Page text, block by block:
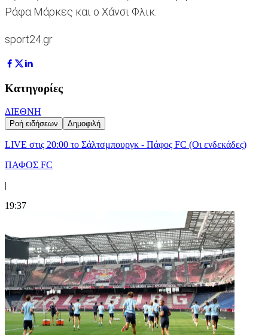
Ράφα Μάρκες και ο Χάνσι Φλικ.
sport24.gr
Κατηγορίες
ΔΙΕΘΝΗ
Ροή ειδήσεων Δημοφιλή
LIVE στις 20:00 το Σάλτσμπουργκ - Πάφος FC (Οι ενδεκάδες)
ΠΑΦΟΣ FC
|
19:37